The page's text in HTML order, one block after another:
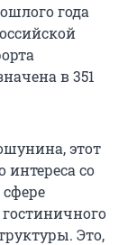
года
в 351
этот
интереса со
Это,